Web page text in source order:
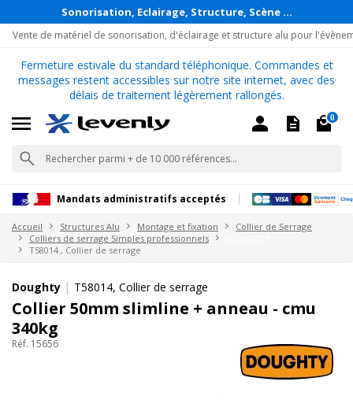
Sonorisation, Eclairage, Structure, Scène ...
Vente de matériel de sonorisation, d'éclairage et structure alu pour
Fermeture estivale du standard téléphonique. Commandes et
messages restent accessibles sur notre site internet, avec des
délais de traitement légèrement rallongés.
0
Mandats administratifs acceptés
Accueil Structures Alu Montage et fixation
Collier de Serrage
Colliers de serrage Simples professionnels
T58014 , Collier de serrage
Doughty | T58014, Collier de serrage
Collier 50mm slimline + anneau - cmu
340kg
Réf. 15656